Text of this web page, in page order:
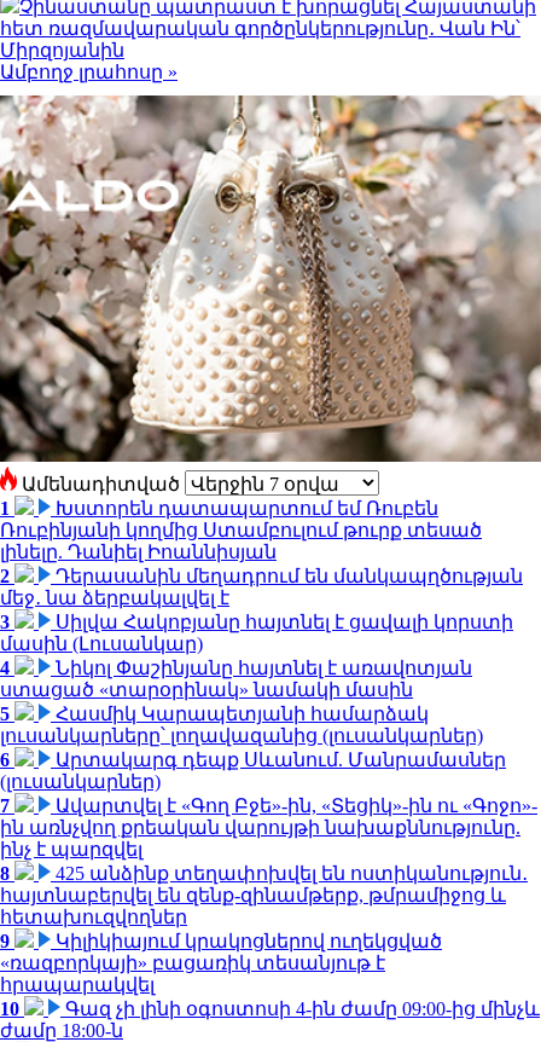
Չինաստանը պատրաստ է խորացնել Հայաստանի
հետ ռազմավարական գործընկերությունը․ Վան Ին՝
Միրզոյանին
Ամբողջ լրահոսը »
Ամենադիտված
1
Խստորեն դատապարտում եմ Ռուբեն
Ռուբինյանի կողմից Ստամբուլում թուրք տեսած
լինելը. Դանիել Իոաննիսյան
2
Դերասանին մեղադրում են մանկապղծության
մեջ․ նա ձերբակալվել է
3
Սիլվա Հակոբյանը հայտնել է ցավալի կորստի
մասին (Լուսանկար)
4
Նիկոլ Փաշինյանը հայտնել է առավոտյան
ստացած «տարօրինակ» նամակի մասին
5
Հասմիկ Կարապետյանի համարձակ
լուսանկարները՝ լողավազանից (լուսանկարներ)
6
Արտակարգ դեպք Սևանում. Մանրամասներ
(լուսանկարներ)
7
Ավարտվել է «Գող Բջե»-ին, «Տեցիկ»-ին ու «Գոջո»-
ին առնչվող քրեական վարույթի նախաքննությունը.
ինչ է պարզվել
8
425 անձինք տեղափոխվել են ոստիկանություն․
հայտնաբերվել են զենք-զինամթերք, թմրամիջոց և
հետախուզվողներ
9
Կիլիկիայում կրակոցներով ուղեկցված
«ռազբորկայի» բացառիկ տեսանյութ է
հրապարակվել
10
Գազ չի լինի օգոստոսի 4-ին ժամը 09:00-ից մինչև
ժամը 18:00-ն